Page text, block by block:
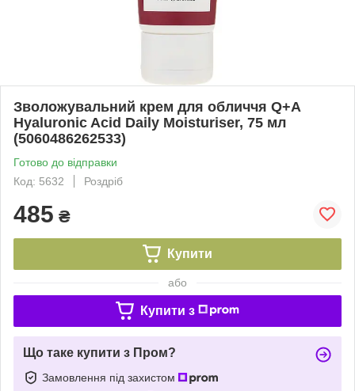
Зволожувальний крем для обличчя Q+A
Hyaluronic Acid Daily Moisturiser, 75 мл
(5060486262533)
Готово до відправки
Код: 5632
Роздріб
485 ₴
Купити
або
Купити з
Що таке купити з Пром?
Замовлення під захистом